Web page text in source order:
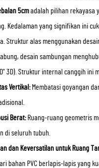
5cmadalah pilihan rekayasa
Kedalaman yang signifikan ini
Struktur alas menggunakan
desain sambungan
3D). Struktur internal canggih ini
Vertikal: Membatasi goyangan
Berat: Ruang-ruang geometris
di seluruh tubuh.
dan Keversatilan untuk Ruang
bahan PVC berlapis-lapis yang